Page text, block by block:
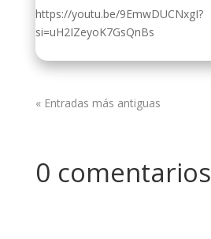
https://youtu.be/9EmwDUCNxgI?
si=uH2IZeyoK7GsQnBs
« Entradas más antiguas
0 comentarios